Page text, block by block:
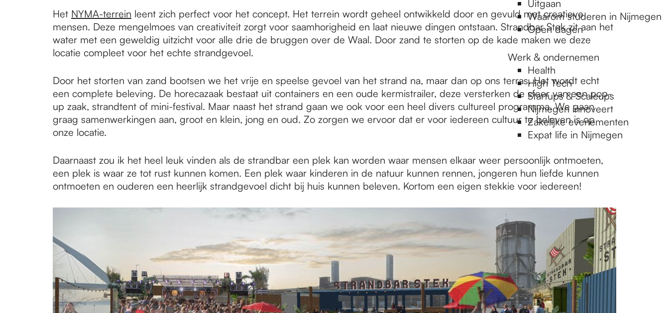
Uitgaan
Waarom studeren in Nijmegen
Open dagen
Werk & ondernemen
Health
High Tech
Startups & Scaleups
Nijmegen innoveert
Zakelijke evenementen
Expat life in Nijmegen
Het NYMA-terrein leent zich perfect voor het concept. Het terrein wordt geheel ontwikkeld door en gevuld met creatieve
mensen. Deze mengelmoes van creativiteit zorgt voor saamhorigheid en laat nieuwe dingen ontstaan. Strandbar Stek zit aan het
water met een geweldig uitzicht voor alle drie de bruggen over de Waal. Door zand te storten op de kade maken we deze
locatie compleet voor het echte strandgevoel.
Door het storten van zand bootsen we het vrije en speelse gevoel van het strand na, maar dan op ons terras. Het wordt echt
een complete beleving. De horecazaak bestaat uit containers en een oude kermistrailer, deze versterken de sfeer van een pop-
up zaak, strandtent of mini-festival. Maar naast het strand gaan we ook voor een heel divers cultureel programma. We gaan
graag samenwerkingen aan, groot en klein, jong en oud. Zo zorgen we ervoor dat er voor iedereen cultuur te beleven is op
onze locatie.
Daarnaast zou ik het heel leuk vinden als de strandbar een plek kan worden waar mensen elkaar weer persoonlijk ontmoeten,
een plek is waar ze tot rust kunnen komen. Een plek waar kinderen in de natuur kunnen rennen, jongeren hun liefde kunnen
ontmoeten en ouderen een heerlijk strandgevoel dicht bij huis kunnen beleven. Kortom een eigen stekkie voor iedereen!